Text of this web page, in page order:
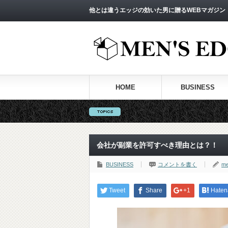
他とは違うエッジの効いた男に贈るWEBマガジン
HOME BUSINESS
会社が副業を許可すべき理由とは？！
BUSINESS コメントを書く
Tweet Share +1